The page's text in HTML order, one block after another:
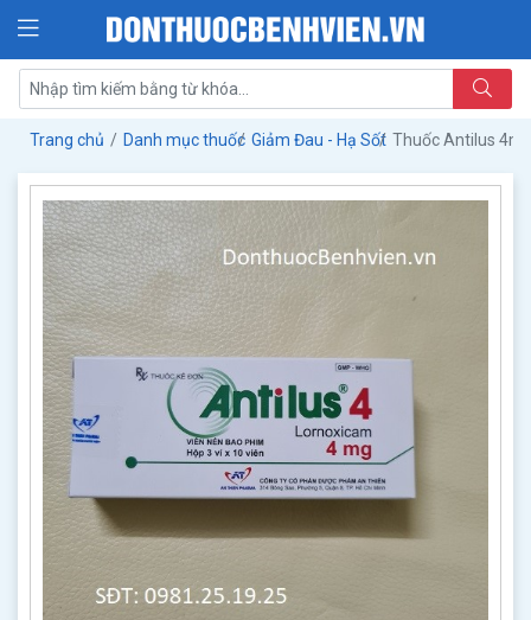
Trang chủ Danh mục thuốc Giảm Đau - Hạ Sốt Thuốc Antilus